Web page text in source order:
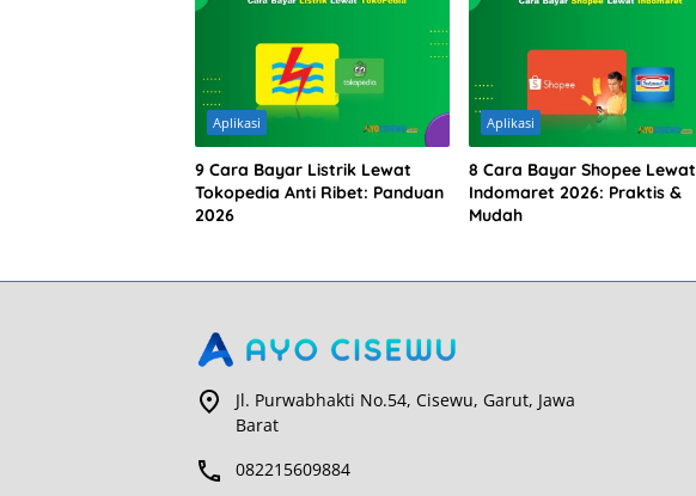
Aplikasi
9 Cara Bayar Listrik Lewat
Tokopedia Anti Ribet: Panduan
2026
Aplikasi
8 Cara Bayar Shopee Lewat
Indomaret 2026: Praktis &
Mudah
Jl. Purwabhakti No.54, Cisewu, Garut, Jawa
Barat
082215609884